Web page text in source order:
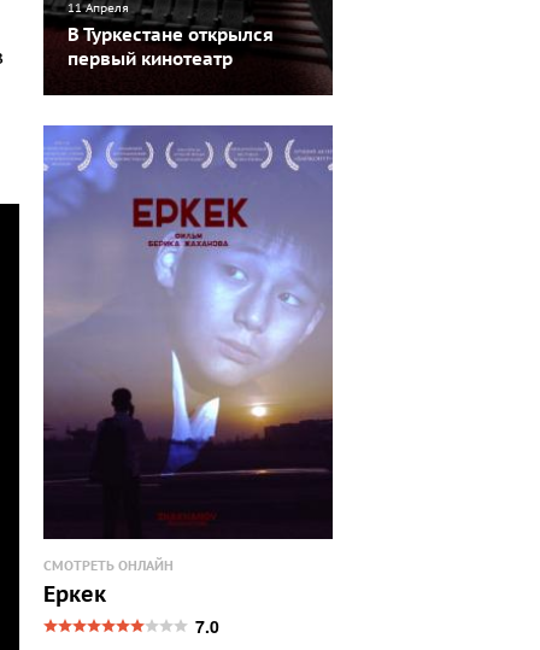
11 Апреля
В Туркестане открылся
первый кинотеатр
СМОТРЕТЬ ОНЛАЙН
Еркек
7.0